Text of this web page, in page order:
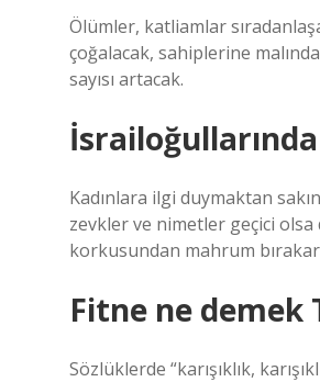
Ölümler, katliamlar
çoğalacak, sahiplerine
sayısı artacak.
Kadınlara ilgi duymaktan
zevkler ve nimetler geçici olsa
korkusundan mahrum
Fitne ne demek
Sözlüklerde “karışıklık,